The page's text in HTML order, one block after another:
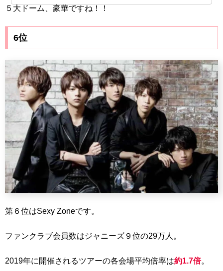
５大ドーム、豪華ですね！！
6位
第６位はSexy Zoneです。
ファンクラブ会員数はジャニーズ９位の29万人。
2019年に開催されるツアーの各会場平均倍率は約1.7倍。